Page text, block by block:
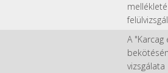
A "Karcag
vizsgálata